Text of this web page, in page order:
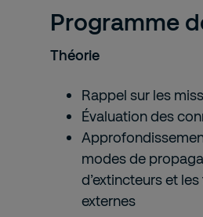
Programme
Théorie
Rappel sur les
Évaluation des
modes de
d’extincteurs et
externes